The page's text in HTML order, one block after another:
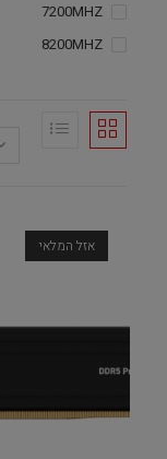
7200MHZ
8200MHZ
אזל המלאי